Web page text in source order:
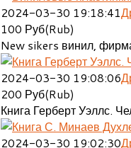
2024-03-30 19:18:41
100 Руб(Rub)
New sikers винил,
2024-03-30 19:08:06
200 Руб(Rub)
Книга Герберт Уэллс.
2024-03-30 19:02:30